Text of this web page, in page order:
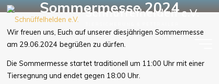
Zum
Inhalt
springen
Schnüffelhelden e.V.
Sommermesse 2024
Wir freuen uns, Euch auf unserer diesjährigen Sommermesse
am 29.06.2024 begrüßen zu dürfen.
Die Sommermesse startet traditionell um 11:00 Uhr mit einer
Tiersegnung und endet gegen 18:00 Uhr.